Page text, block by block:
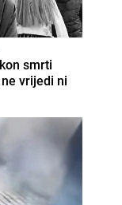
smrti
vrijedi ni